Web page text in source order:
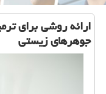
ارائه روشی برای
جوهرهای زیستی